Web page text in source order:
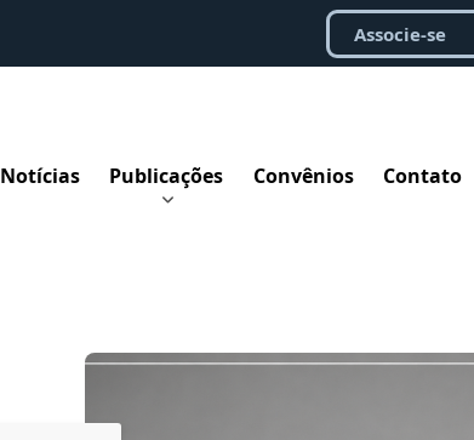
Associe-se
Notícias Publicações Convênios Contato